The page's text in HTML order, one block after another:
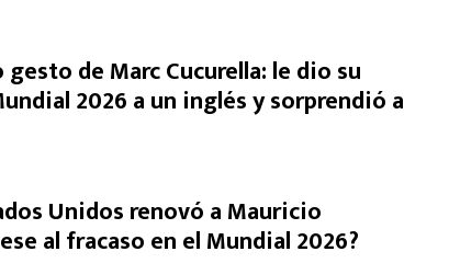
de Marc Cucurella: le dio su
2026 a un inglés y sorprendió a
Unidos renovó a Mauricio
al fracaso en el Mundial 2026?